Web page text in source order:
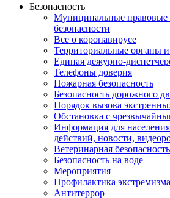
Безопасность
Муниципальные правовые
безопасности
Все о коронавирусе
Территориальные органы и
Единая дежурно-
Телефоны доверия
Пожарная безопасность
Безопасность дорожного
Порядок вызова
Обстановка с
Информация для
действий, новости,
Ветеринарная безопасность
Безопасность на воде
Мероприятия
Профилактика экстремизма
Антитеррор